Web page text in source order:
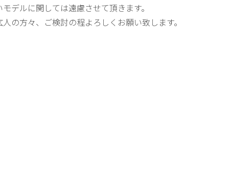
デルに関しては遠慮させて頂きます。
の方々、ご検討の程よろしくお願い致します。